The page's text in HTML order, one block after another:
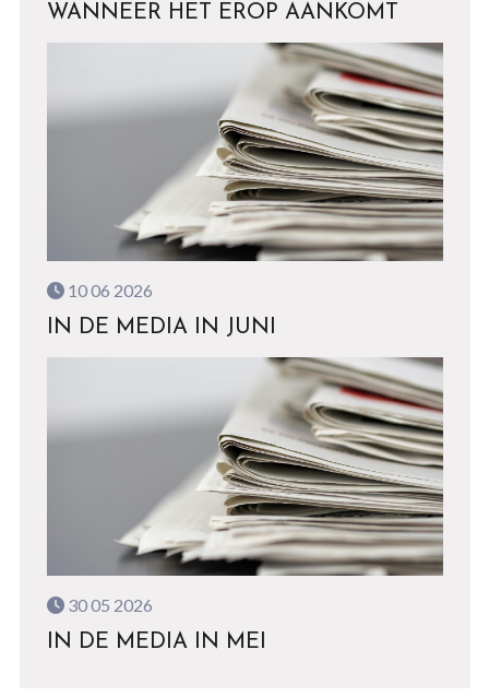
WANNEER HET EROP AANKOMT
10 06 2026
IN DE MEDIA IN JUNI
30 05 2026
IN DE MEDIA IN MEI